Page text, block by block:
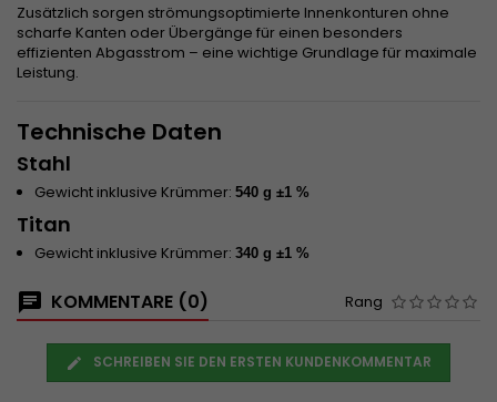
Zusätzlich sorgen strömungsoptimierte Innenkonturen ohne
scharfe Kanten oder Übergänge für einen besonders
effizienten Abgasstrom – eine wichtige Grundlage für maximale
Leistung.
Technische Daten
Stahl
Gewicht inklusive Krümmer: 540 g ±1 %
Titan
Gewicht inklusive Krümmer: 340 g ±1 %
KOMMENTARE (0) Rang
SCHREIBEN SIE DEN ERSTEN KUNDENKOMMENTAR